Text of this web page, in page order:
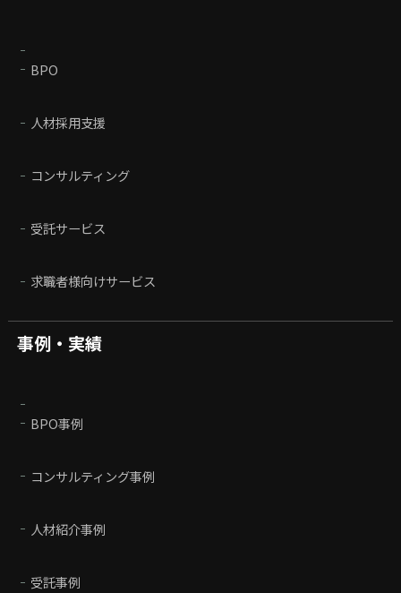
BPO
人材採用支援
コンサルティング
受託サービス
求職者様向けサービス
事例・実績
BPO事例
コンサルティング事例
人材紹介事例
受託事例